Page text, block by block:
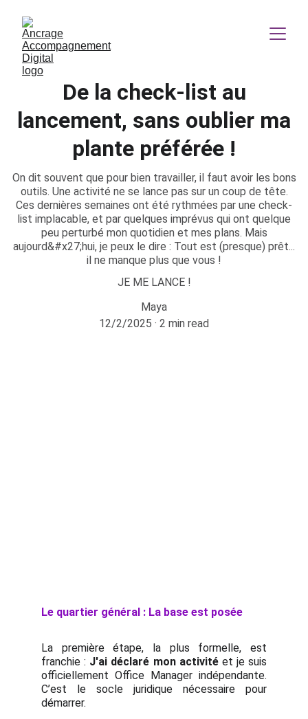
De la check-list au
lancement, sans oublier ma
plante préférée !
On dit souvent que pour bien travailler, il faut avoir les bons
outils. Une activité ne se lance pas sur un coup de tête.
Ces dernières semaines ont été rythmées par une check-
list implacable, et par quelques imprévus qui ont quelque
peu perturbé mon quotidien et mes plans. Mais
aujourd&#x27;hui, je peux le dire : Tout est (presque) prêt...
il ne manque plus que vous !
JE ME LANCE !
Maya
12/2/2025
2 min read
Le quartier général : La base est posée
La première étape, la plus formelle, est
franchie : J'ai déclaré mon activitéet je suis
officiellement Office Manager indépendante.
C’est le socle juridique nécessaire pour
démarrer.